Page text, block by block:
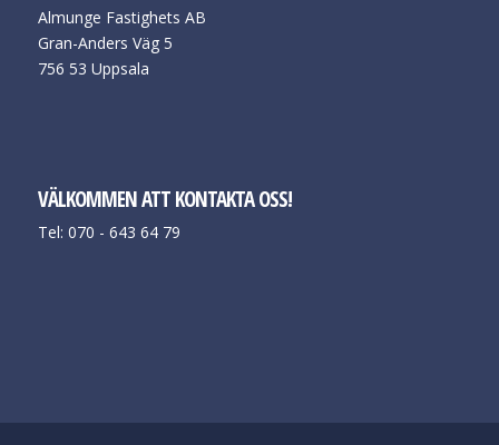
Almunge Fastighets AB
Gran-Anders Väg 5
756 53 Uppsala
VÄLKOMMEN ATT KONTAKTA OSS!
Tel: 070 - 643 64 79